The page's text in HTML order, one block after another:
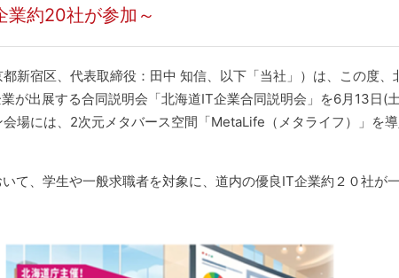
約20社が参加～
新宿区、代表取締役：田中 知信、以下「当社」）は、この度、
が出展する合同説明会「北海道IT企業合同説明会」を6月13日(
場には、2次元メタバース空間「MetaLife（メタライフ）」を導
て、学生や一般求職者を対象に、道内の優良IT企業約２０社が